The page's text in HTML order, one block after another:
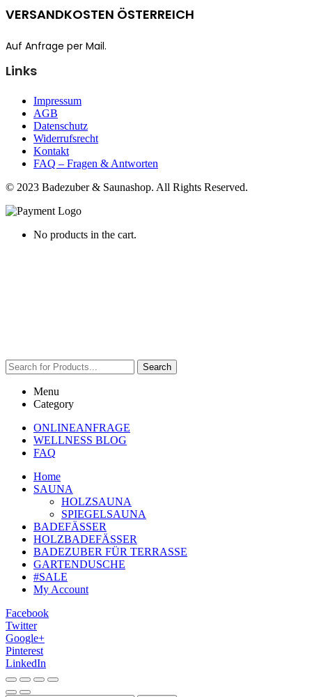
VERSANDKOSTEN ÖSTERREICH
Auf Anfrage per Mail.
Links
Impressum
AGB
Datenschutz
Widerrufsrecht
Kontakt
FAQ – Fragen & Antworten
© 2023 Badezuber & Saunashop. All Rights Reserved.
No products in the cart.
Search
Menu
Category
ONLINEANFRAGE
WELLNESS BLOG
FAQ
Home
SAUNA
HOLZSAUNA
SPIEGELSAUNA
BADEFÄSSER
HOLZBADEFÄSSER
BADEZUBER FÜR TERRASSE
GARTENDUSCHE
#SALE
My Account
Facebook
Twitter
Google+
Pinterest
LinkedIn